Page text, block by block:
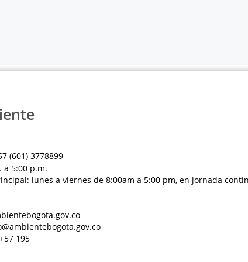
(601) 3778899
a 5:00 p.m.
lunes a viernes de 8:00am a 5:00 pm, en jornada
195